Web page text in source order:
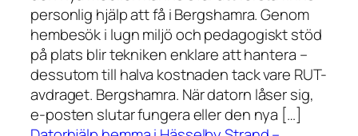
personlig hjälp att få i Bergshamra. Genom
hembesök i lugn miljö och pedagogiskt stöd
på plats blir tekniken enklare att hantera –
dessutom till halva kostnaden tack vare RUT-
avdraget. Bergshamra. När datorn låser sig,
e-posten slutar fungera eller den nya […]